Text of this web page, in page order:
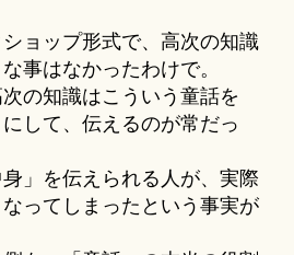
ョップ形式で、高次の知識
事はなかったわけで。
の知識はこういう童話を
にして、伝えるのが常だっ
」を伝えられる人が、実際
ってしまったという事実が